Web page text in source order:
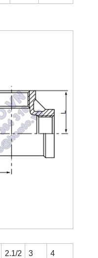
2.1/2 3 4